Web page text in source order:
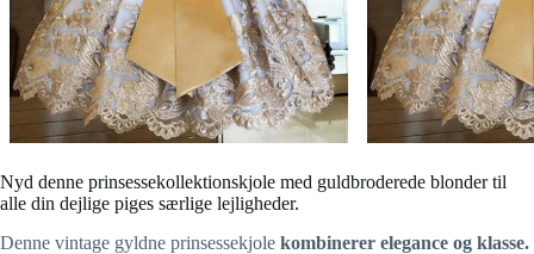
Nyd denne prinsessekollektionskjole med guldbroderede blonder til
alle din dejlige piges særlige lejligheder.
Denne vintage gyldne prinsessekjole kombinerer elegance og klasse.